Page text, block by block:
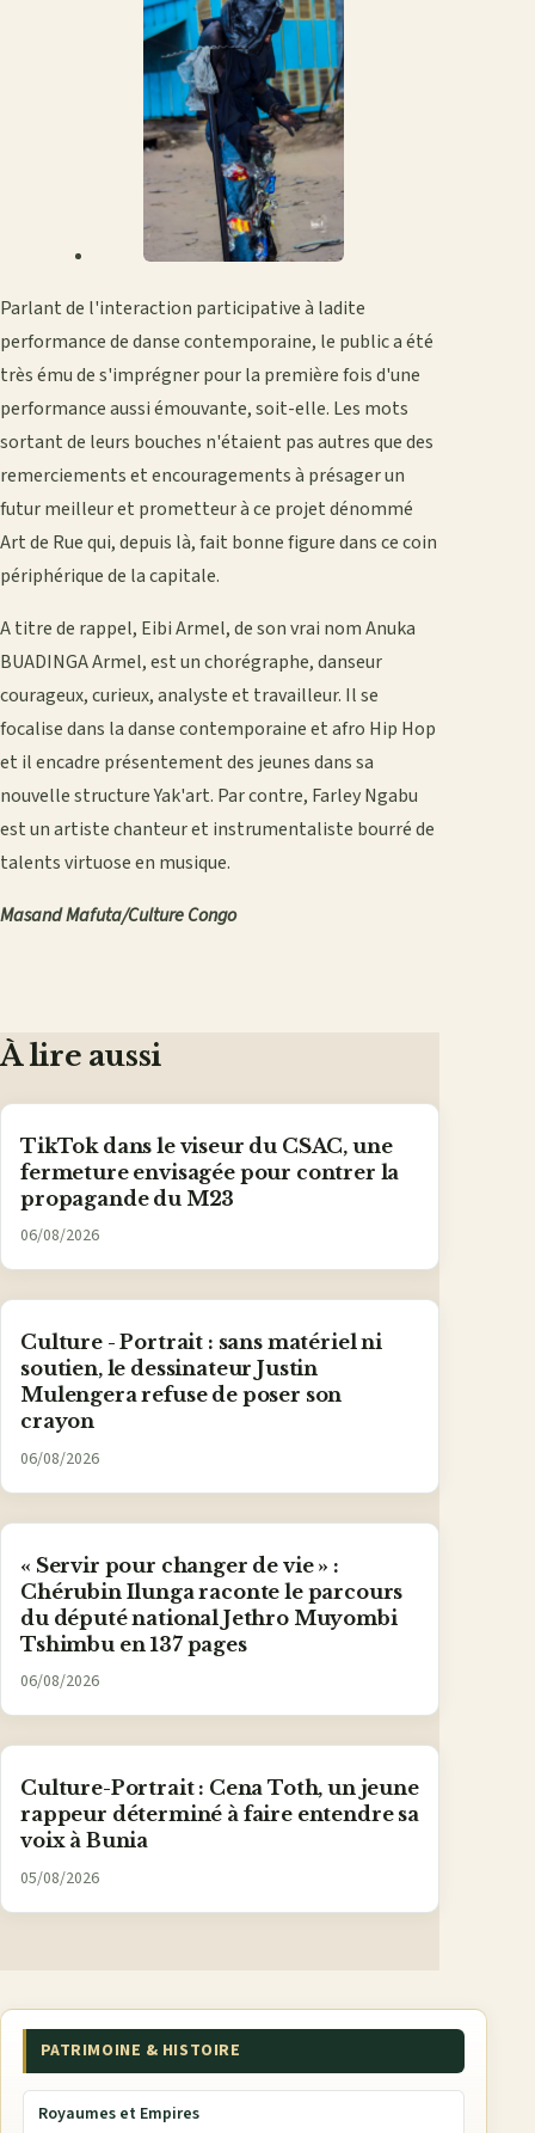
Parlant de l'interaction participative à ladite
performance de danse contemporaine, le public a été
très ému de s'imprégner pour la première fois d'une
performance aussi émouvante, soit-elle. Les mots
sortant de leurs bouches n'étaient pas autres que des
remerciements et encouragements à présager un
futur meilleur et prometteur à ce projet dénommé
Art de Rue qui, depuis là, fait bonne figure dans ce coin
périphérique de la capitale.
A titre de rappel, Eibi Armel, de son vrai nom Anuka
BUADINGA Armel, est un chorégraphe, danseur
courageux, curieux, analyste et travailleur. Il se
focalise dans la danse contemporaine et afro Hip Hop
et il encadre présentement des jeunes dans sa
nouvelle structure Yak'art. Par contre, Farley Ngabu
est un artiste chanteur et instrumentaliste bourré de
talents virtuose en musique.
Masand Mafuta/Culture Congo
À lire aussi
TikTok dans le viseur du CSAC, une
fermeture envisagée pour contrer la
propagande du M23
06/08/2026
Culture - Portrait : sans matériel ni
soutien, le dessinateur Justin
Mulengera refuse de poser son
crayon
06/08/2026
« Servir pour changer de vie » :
Chérubin Ilunga raconte le parcours
du député national Jethro Muyombi
Tshimbu en 137 pages
06/08/2026
Culture-Portrait : Cena Toth, un jeune
rappeur déterminé à faire entendre sa
voix à Bunia
05/08/2026
PATRIMOINE & HISTOIRE
Royaumes et Empires